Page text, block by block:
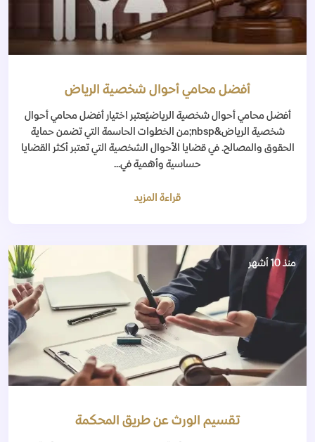
أفضل محامي أحوال شخصية الرياض
أفضل محامي أحوال شخصية الرياضيُعتبر اختيار أفضل محامي أحوال
شخصية الرياض&nbsp;من الخطوات الحاسمة التي تضمن حماية
الحقوق والمصالح. في قضايا الأحوال الشخصية التي تعتبر أكثر القضايا
حساسية وأهمية في...
قراءة المزيد
منذ 10 أشهر
تقسيم الورث عن طريق المحكمة